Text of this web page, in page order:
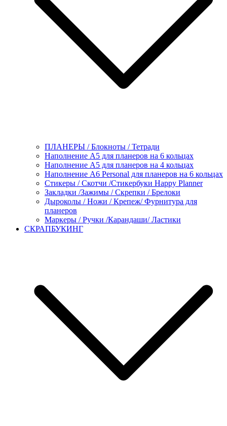
ПЛАНЕРЫ / Блокноты / Тетради
Наполнение А5 для планеров на 6 кольцах
Наполнение А5 для планеров на 4 кольцах
Наполнение А6 Personal для планеров на 6 кольцах
Стикеры / Скотчи /Стикербуки Happy Planner
Закладки /Зажимы / Скрепки / Брелоки
Дыроколы / Ножи / Крепеж/ Фурнитура для
планеров
Маркеры / Ручки /Карандаши/ Ластики
СКРАПБУКИНГ